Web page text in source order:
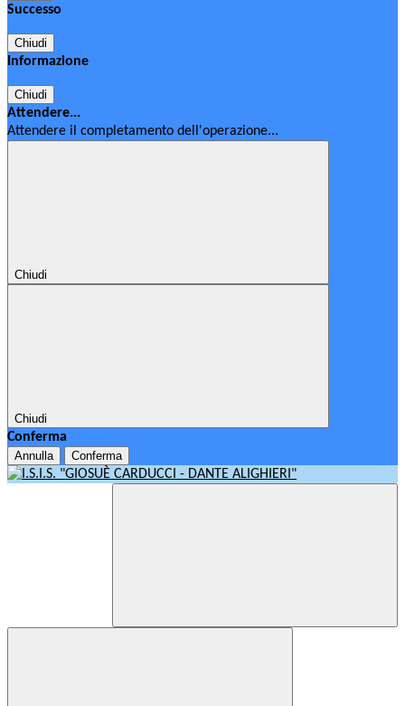
Successo
Chiudi
Informazione
Chiudi
Attendere...
Attendere il completamento dell'operazione...
Chiudi
Chiudi
Conferma
Annulla Conferma